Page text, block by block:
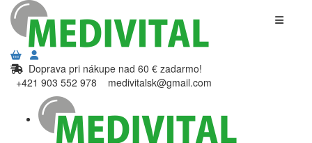
Doprava pri nákupe nad 60 € zadarmo!
+421 903 552 978
medivitalsk@gmail.com